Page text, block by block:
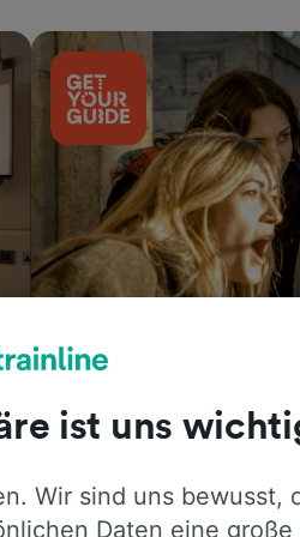
ist uns
Wir sind uns bewusst,
Daten eine große